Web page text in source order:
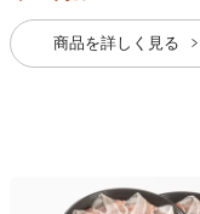
商品を詳しく見る